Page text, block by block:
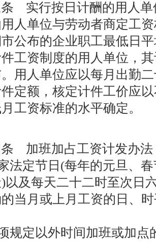
实行按日计酬的用人单
人单位与劳动者商定工
公布的企业职工最低日
资制度的用人单位，其
用人单位应以每月出勤
定额，核定计件工价应
工资标准的水平确定。
加班加占工资计发办法
定节日(每年的元旦、春
以及每天二十二时至次日
当月或上月工资的日、
定以外时间加班或加点